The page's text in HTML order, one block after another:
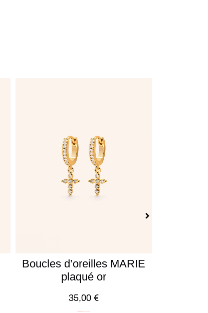
Boucles d’oreilles MARIE
plaqué or
35,00 €